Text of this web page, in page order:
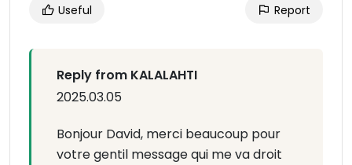
Useful Report
Reply from KALALAHTI
2025.03.05
Bonjour David, merci beaucoup pour
votre gentil message qui me va droit